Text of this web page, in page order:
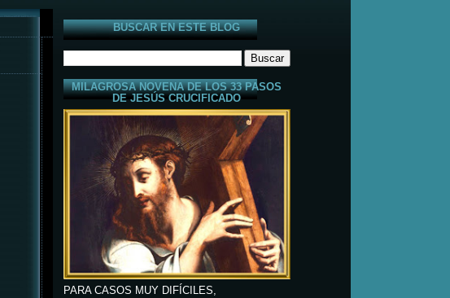
BUSCAR EN ESTE BLOG
MILAGROSA NOVENA DE LOS 33 PASOS
DE JESÚS CRUCIFICADO
PARA CASOS MUY DIFÍCILES,